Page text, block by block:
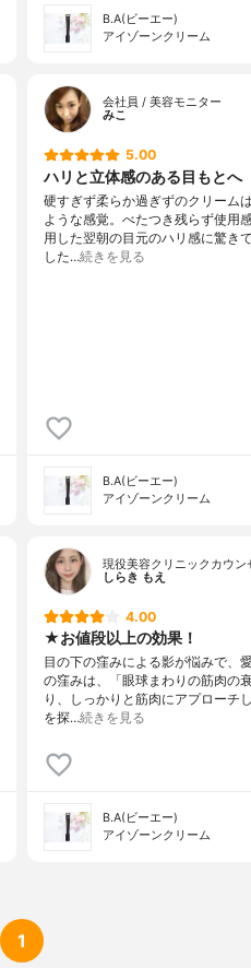
B.A(ビーエー)
アイゾーンクリーム
会社員 / 美容モニター
みこ
5.00
ハリと立体感のある目もとへ
硬すぎず柔らか過ぎずのクリーム
ような感覚。べたつき残らず使用
用した翌朝の目元のハリ感に驚き
した…続きを見る
B.A(ビーエー)
アイゾーンクリーム
現役美容クリニックカウ
しらき もえ
4.00
★お値段以上の効果！
目の下の窪みによる影が悩みで、
の窪みは、「眼球まわりの筋肉の
り、しっかりと筋肉にアプローチ
を探…続きを見る
B.A(ビーエー)
アイゾーンクリーム
1